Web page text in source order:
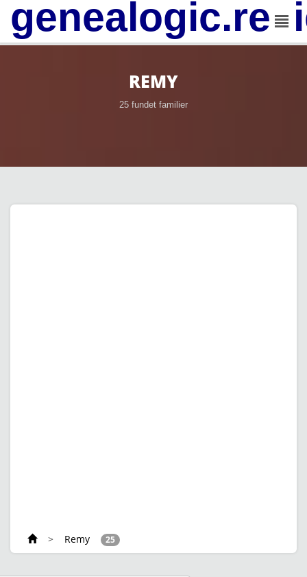
REMY
25 fundet familier
> Remy 25